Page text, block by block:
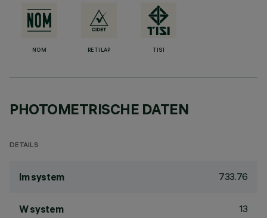
NOM RETILAP TISI
PHOTOMETRISCHE DATEN
DETAILS
lm system 733.76
W system 13